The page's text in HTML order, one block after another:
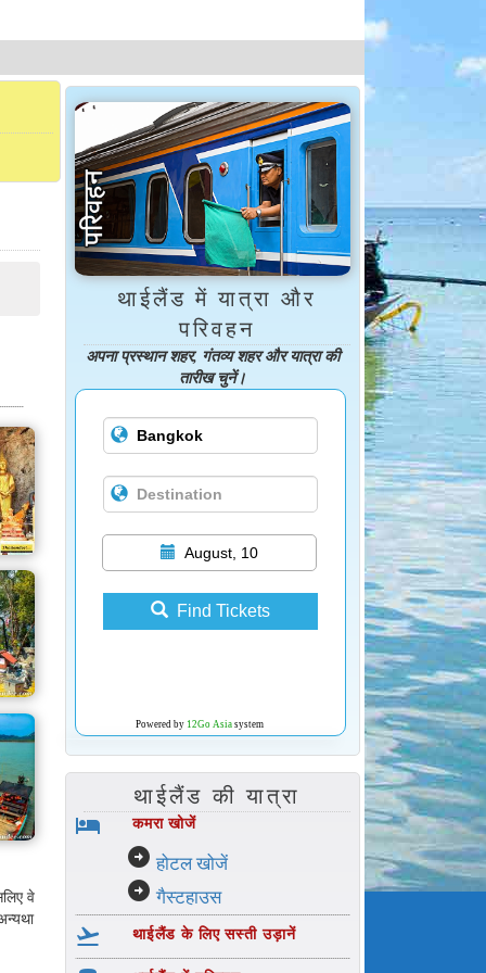
वे
थाईलैंड में यात्रा और
परिवहन
अपना प्रस्थान शहर, गंतव्य शहर और यात्रा की
तारीख चुनें।
August, 10
Find Tickets
Powered by 12Go Asiasystem
थाईलैंड की यात्रा
hotel कमरा खोजें
arrow_circle_right होटल खोजें
arrow_circle_right गैस्टहाउस
flight_takeoff थाईलैंड के लिए सस्ती उड़ानें